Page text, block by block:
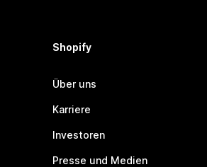
Shopify
Über uns
Karriere
Investoren
Presse und Medien